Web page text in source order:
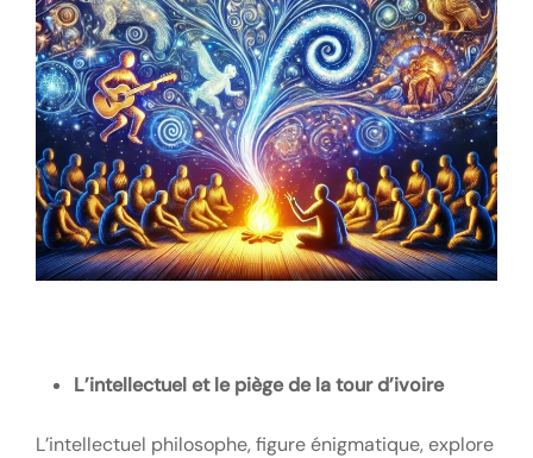
L’intellectuel et le piège de la tour d’ivoire
L’intellectuel philosophe, figure énigmatique, explore